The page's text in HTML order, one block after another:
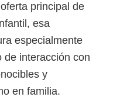
principal de
esa
especialmente
de interacción con
y
en familia.